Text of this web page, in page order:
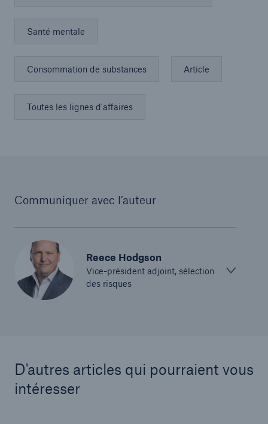
Santé mentale
Consommation de substances Article
Toutes les lignes d'affaires
Communiquer avec l’auteur
Reece Hodgson
Vice-président adjoint, sélection
des risques
D'autres articles qui pourraient vous
intéresser